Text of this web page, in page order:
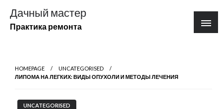
содержимому
Дачный мастер
Практика ремонта
HOMEPAGE
UNCATEGORISED
ЛИПОМА НА ЛЕГКИХ: ВИДЫ ОПУХОЛИ И МЕТОДЫ ЛЕЧЕНИЯ
UNCATEGORISED